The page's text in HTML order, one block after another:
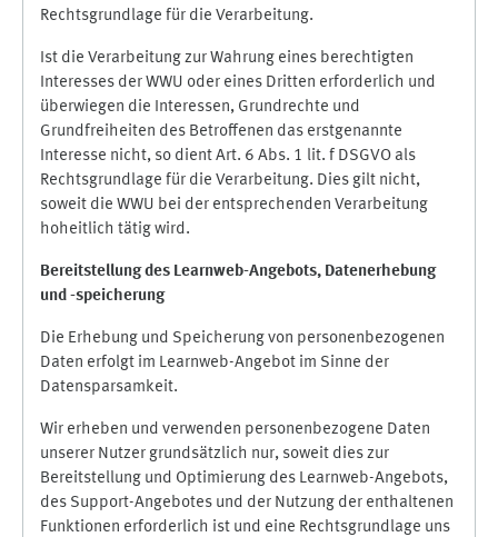
Rechtsgrundlage für die Verarbeitung.
Ist die Verarbeitung zur Wahrung eines berechtigten
Interesses der WWU oder eines Dritten erforderlich und
überwiegen die Interessen, Grundrechte und
Grundfreiheiten des Betroffenen das erstgenannte
Interesse nicht, so dient Art. 6 Abs. 1 lit. f DSGVO als
Rechtsgrundlage für die Verarbeitung. Dies gilt nicht,
soweit die WWU bei der entsprechenden Verarbeitung
hoheitlich tätig wird.
Bereitstellung des Learnweb-Angebots, Datenerhebung
und -speicherung
Die Erhebung und Speicherung von personenbezogenen
Daten erfolgt im Learnweb-Angebot im Sinne der
Datensparsamkeit.
Wir erheben und verwenden personenbezogene Daten
unserer Nutzer grundsätzlich nur, soweit dies zur
Bereitstellung und Optimierung des Learnweb-Angebots,
des Support-Angebotes und der Nutzung der enthaltenen
Funktionen erforderlich ist und eine Rechtsgrundlage uns